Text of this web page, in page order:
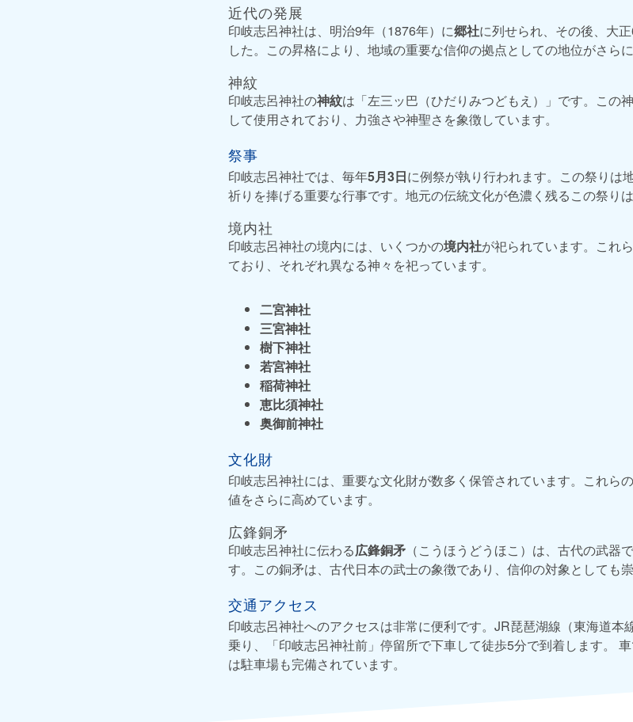
近代の発展
印岐志呂神社は、明治9年（1876年）に郷社に列せられ、その後、大
した。この昇格により、地域の重要な信仰の拠点としての地位がさらに
神紋
印岐志呂神社の神紋は「左三ッ巴（ひだりみつどもえ）」です。この
して使用されており、力強さや神聖さを象徴しています。
祭事
印岐志呂神社では、毎年5月3日に例祭が執り行われます。この祭りは
祈りを捧げる重要な行事です。地元の伝統文化が色濃く残るこの祭り
境内社
印岐志呂神社の境内には、いくつかの境内社が祀られています。これ
ており、それぞれ異なる神々を祀っています。
二宮神社
三宮神社
樹下神社
若宮神社
稲荷神社
恵比須神社
奥御前神社
文化財
印岐志呂神社には、重要な文化財が数多く保管されています。これら
値をさらに高めています。
広鋒銅矛
印岐志呂神社に伝わる広鋒銅矛 （こうほうどうほこ）は、古代の武
す。この銅矛は、古代日本の武士の象徴であり、信仰の対象としても崇
交通アクセス
印岐志呂神社へのアクセスは非常に便利です。JR琵琶湖線（東海道本
乗り、「印岐志呂神社前」停留所で下車して徒歩5分で到着します。
は駐車場も完備されています。